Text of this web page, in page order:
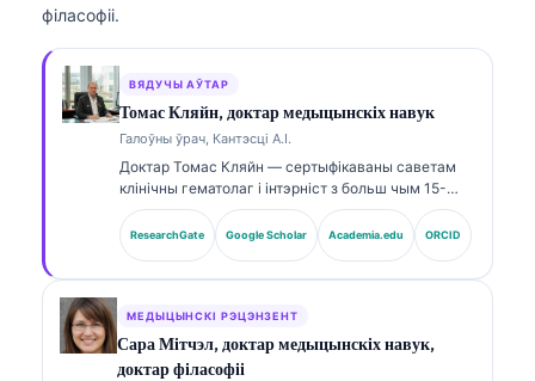
філасофіі.
ВЯДУЧЫ АЎТАР
Томас Кляйн, доктар медыцынскіх навук
Галоўны ўрач, Кантэсці А.І.
Доктар Томас Кляйн — сертыфікаваны саветам
клінічны гематолаг і інтэрніст з больш чым 15-
гадовым досвідом у лабараторнай медицині та
клінічным аналізе з використанням ШІ. Як галоўны
медыцынскі дырэктар у Kantesti AI, ён
Доктар Кляйн шырока публікуецца па
інтэрпрэтацыі біямаркераў і лабараторнай
дыягностыцы па тэмах лабараторнай медыцыны.
ResearchGate Google Scholar Academia.edu ORCID
МЕДЫЦЫНСКІ РЭЦЭНЗЕНТ
Сара Мітчэл, доктар медыцынскіх навук,
доктар філасофіі